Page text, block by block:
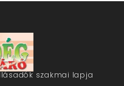
szakmai lapja